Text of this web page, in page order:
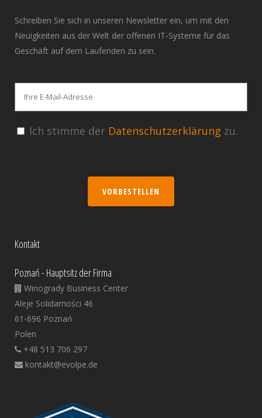
Schreiben Sie sich in unseren Newsletter ein, um mit den
Neuigkeiten aus der Welt der offenen IT-Systeme für das
Geschäft auf dem Laufenden zu sein.
Ich stimme der Datenschutzerklärung zu.
VORBESTELLEN
Kontakt
Poznań - Hauptsitz der Firma
Winogrady Business Center
Aleje Solidarności 46
61-696 Poznań
Polen
+48 513 706 297
kontakt@evolpe.de